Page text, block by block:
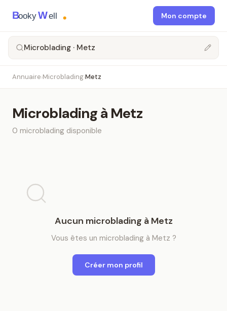
BookyWell Mon compte
Microblading · Metz
Annuaire›Microblading›Metz
Microbladingà Metz
0 microblading disponible
Aucun microblading à Metz
Vous êtes un microbladingà Metz ?
Créer mon profil